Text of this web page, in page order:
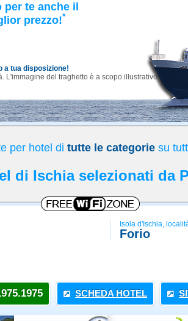
te anche il
prezzo!*
a tua disposizione!
L'immagine del traghetto è a scopo illustrativo.
per hotel di tutte le categorie su
di Ischia selezionati da
Isola d'Ischia,
Forio
SCHEDA HOTEL